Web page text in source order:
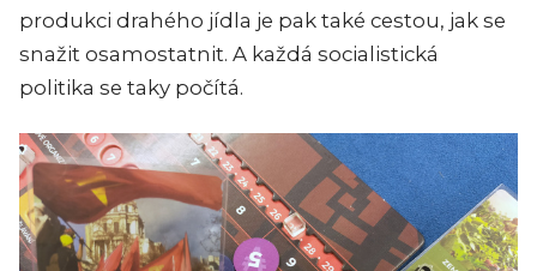
produkci drahého jídla je pak také cestou, jak se
snažit osamostatnit. A každá socialistická
politika se taky počítá.